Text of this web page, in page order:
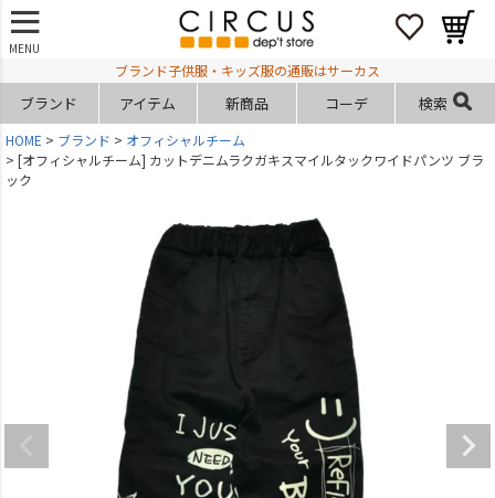
MENU
ブランド子供服・キッズ服の通販はサーカス
ブランド アイテム 新商品 コーデ 検索
HOME ブランド
オフィシャルチーム
[オフィシャルチーム] カットデニムラクガキスマイルタックワイドパンツ ブラ
ック